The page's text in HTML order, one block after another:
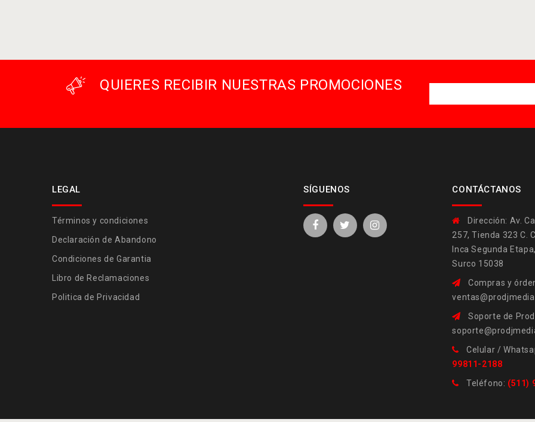
QUIERES RECIBIR NUESTRAS PROMOCIONES
LEGAL
Términos y condiciones
Declaración de Abandono
Condiciones de Garantia
Libro de Reclamaciones
Politica de Privacidad
SÍGUENOS CONTÁCTANOS
Dirección: Av.
257, Tienda 323 C.
Inca Segunda
Surco 15038
Compras y
Soporte de
Celular /
99811-2188
Teléfono: (511)